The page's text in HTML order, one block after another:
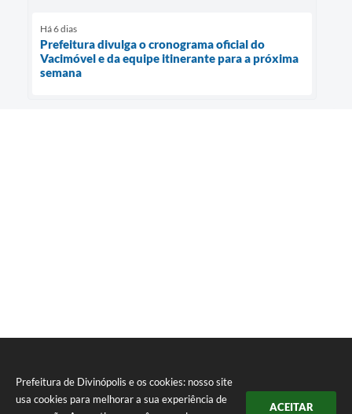
Prefeitura de Divinópolis e os cookies: nosso site
usa cookies para melhorar a sua experiência de
ACEITAR
Há 6 dias
Prefeitura divulga o cronograma oficial do
Vacimóvel e da equipe itinerante para a próxima
semana